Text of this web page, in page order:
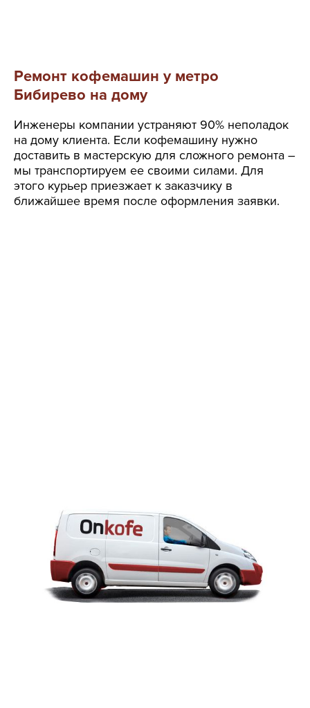
Ремонт кофемашин у метро
Бибирево на дому
Инженеры компании устраняют 90% неполадок
на дому клиента. Если кофемашину нужно
доставить в мастерскую для сложного ремонта –
мы транспортируем ее своими силами. Для
этого курьер приезжает к заказчику в
ближайшее время после оформления заявки.